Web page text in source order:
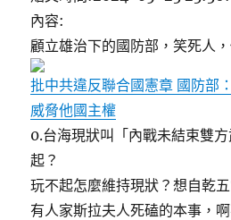
內容:
顧立雄治下的國防部，笑死人
批中共違反聯合國憲章 國防部
威脅他國主權
0.台海現狀叫「內戰未結束雙
起？
玩不起怎麼維持現狀？想自乾
有人家斯拉夫人死磕的本事，